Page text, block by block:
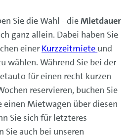
Sie die Wahl - dieMietdauer
ganz allein. Dabei haben Sie
einer Kurzzeitmiete und
wählen. Während Sie bei der
für einen recht kurzen
reservieren, buchen Sie
einen Mietwagen über diesen
Sie sich für letzteres
Sie auch bei unseren